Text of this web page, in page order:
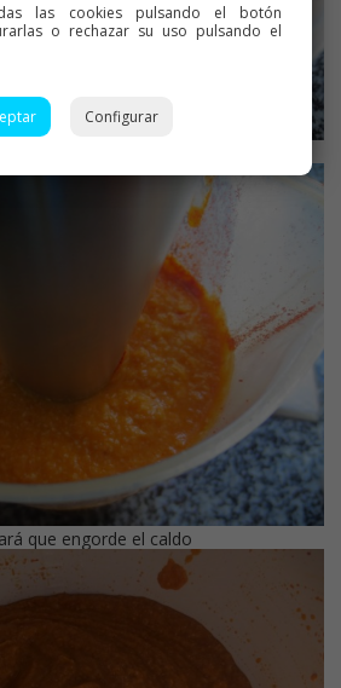
que engorde el caldo
las cookies pulsando el botón
o rechazar su uso pulsando el
Configurar